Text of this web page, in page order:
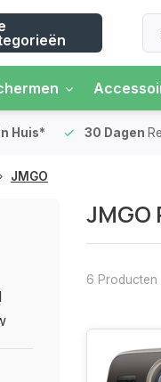
Huis* 30 Dagen
JMGO
6 Producten